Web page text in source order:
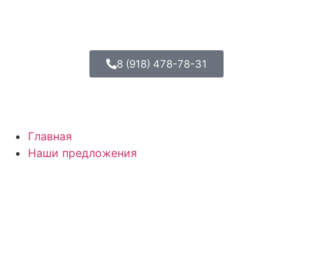
8 (918) 478-78-31
Главная
Наши предложения